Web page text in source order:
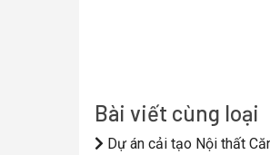
Bài viết cùng loại
Dự án cải tạo Nội thất